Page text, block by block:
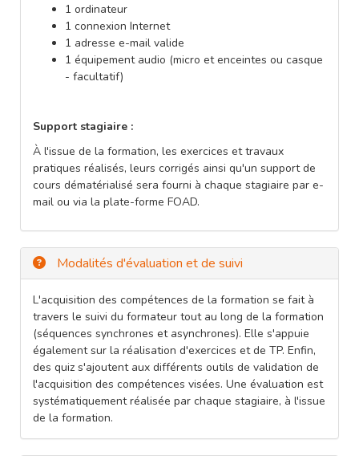
1 ordinateur
1 connexion Internet
1 adresse e-mail valide
1 équipement audio (micro et enceintes ou casque
- facultatif)
Support stagiaire :
À l'issue de la formation, les exercices et travaux
pratiques réalisés, leurs corrigés ainsi qu'un support de
cours dématérialisé sera fourni à chaque stagiaire par e-
mail ou via la plate-forme FOAD.
Modalités d'évaluation et de suivi
L'acquisition des compétences de la formation se fait à
travers le suivi du formateur tout au long de la formation
(séquences synchrones et asynchrones). Elle s'appuie
également sur la réalisation d'exercices et de TP. Enfin,
des quiz s'ajoutent aux différents outils de validation de
l'acquisition des compétences visées. Une évaluation est
systématiquement réalisée par chaque stagiaire, à l'issue
de la formation.